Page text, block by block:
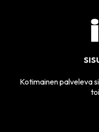
Kotimainen palveleva